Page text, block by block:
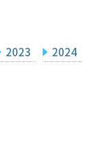
2023 2024